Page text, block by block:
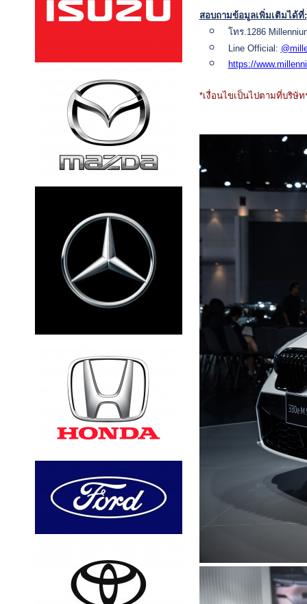
สอบถามข้อมูลเพิ่มเติมได้ที่:
โทร.1286
Line Official:
https://
*เงื่อนไขเป็นไปตามที่บริษั